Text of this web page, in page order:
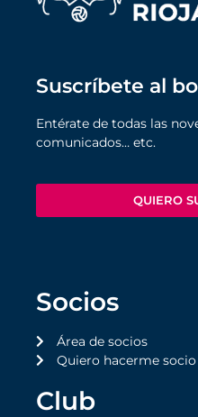
Suscríbete al
Entérate de todas las
comunicados… etc.
QUIERO
Socios
Área de socios
Quiero hacerme socio
Club